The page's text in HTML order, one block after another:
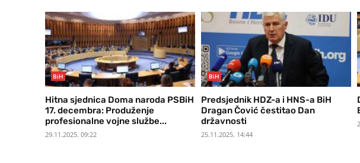
BiH
Hitna sjednica Doma naroda PSBiH
17. decembra: Produženje
profesionalne vojne službe...
29.11.2025. 09:22
BiH
Predsjednik HDZ-a i HNS-a BiH
Dragan Čović čestitao Dan
državnosti
25.11.2025. 14:44